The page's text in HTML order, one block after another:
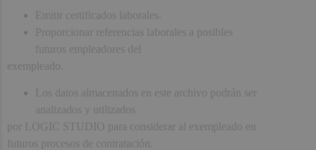
Emitir certificados laborales.
Proporcionar referencias laborales a posibles
futuros empleadores del
exempleado.
Los datos almacenados en este archivo podrán ser
analizados y utilizados
por LOGIC STUDIO para considerar al exempleado en
futuros procesos de contratación.